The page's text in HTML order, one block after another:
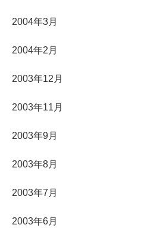
2004年3月
2004年2月
2003年12月
2003年11月
2003年9月
2003年8月
2003年7月
2003年6月